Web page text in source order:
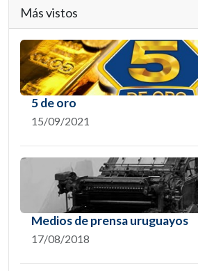
Más vistos
5 de oro
15/09/2021
Medios de prensa uruguayos
17/08/2018